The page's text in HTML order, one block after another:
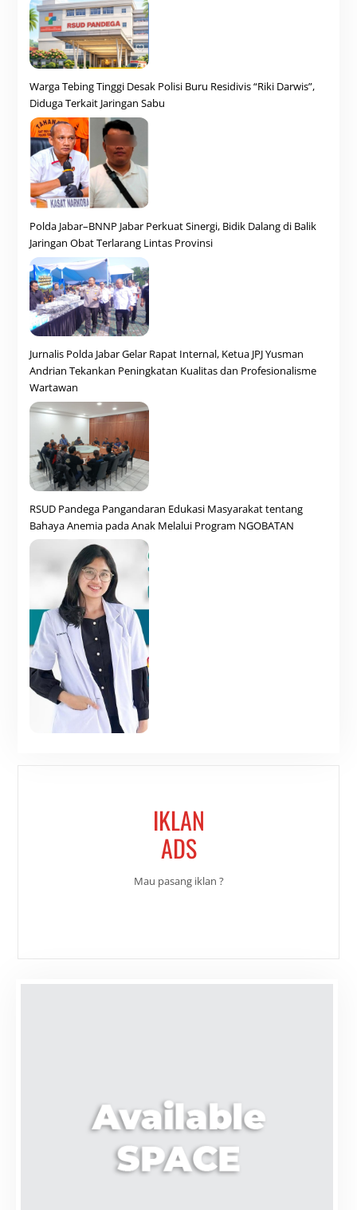
Warga Tebing Tinggi Desak Polisi Buru Residivis “Riki Darwis”,
Diduga Terkait Jaringan Sabu
Polda Jabar–BNNP Jabar Perkuat Sinergi, Bidik Dalang di Balik
Jaringan Obat Terlarang Lintas Provinsi
Jurnalis Polda Jabar Gelar Rapat Internal, Ketua JPJ Yusman
Andrian Tekankan Peningkatan Kualitas dan Profesionalisme
Wartawan
RSUD Pandega Pangandaran Edukasi Masyarakat tentang
Bahaya Anemia pada Anak Melalui Program NGOBATAN
IKLAN
ADS
Mau pasang iklan ?